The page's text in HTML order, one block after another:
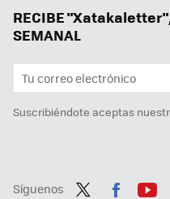
RECIBE "Xatakaletter",
SEMANAL
Suscribiéndote aceptas
Síguenos